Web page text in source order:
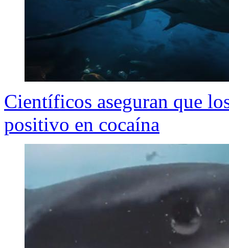
Científicos aseguran que
positivo en cocaína